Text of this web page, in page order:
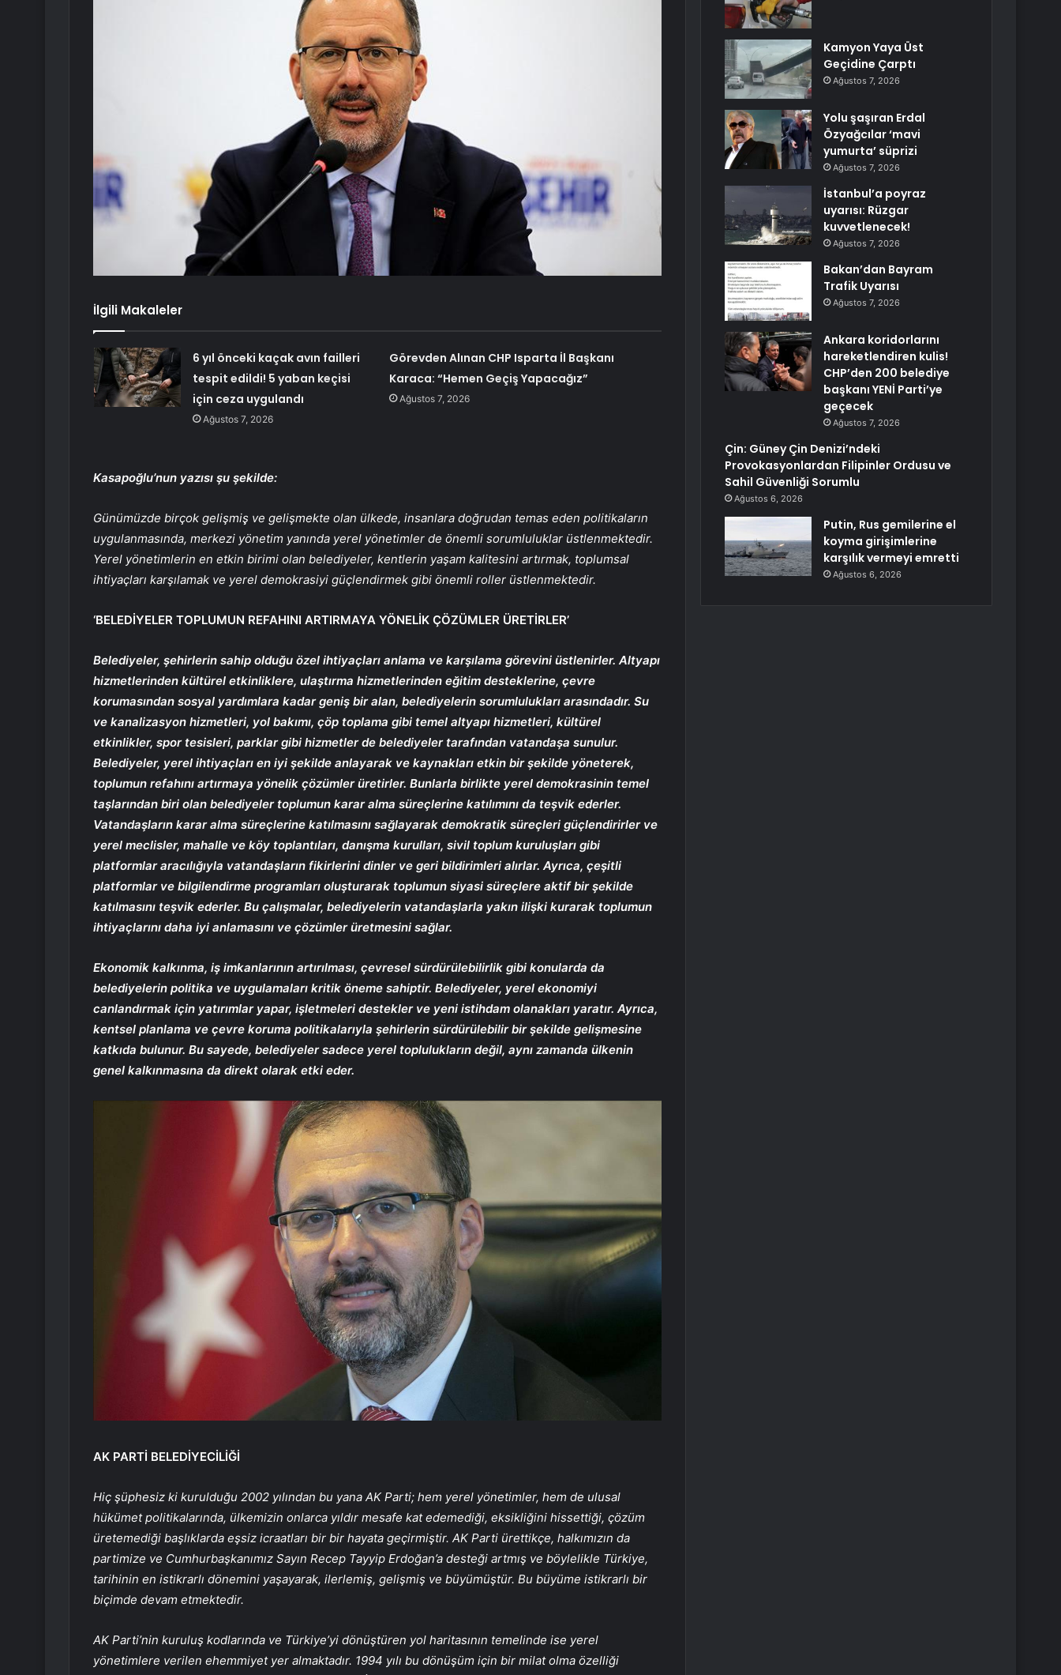
İlgili Makaleler
6 yıl önceki kaçak avın failleri
tespit edildi! 5 yaban keçisi
için ceza uygulandı
Ağustos 7, 2026
Görevden Alınan CHP Isparta İl Başkanı
Karaca: “Hemen Geçiş Yapacağız”
Ağustos 7, 2026
Kasapoğlu’nun yazısı şu şekilde:
Günümüzde birçok gelişmiş̧ ve gelişmekte olan ülkede, insanlara doğrudan temas eden politikaların
uygulanmasında, merkezi yönetim yanında yerel yönetimler de önemli sorumluluklar üstlenmektedir.
Yerel yönetimlerin en etkin birimi olan belediyeler, kentlerin yaşam kalitesini artırmak, toplumsal
ihtiyaçları karşılamak ve yerel demokrasiyi güçlendirmek gibi önemli roller üstlenmektedir.
‘BELEDİYELER TOPLUMUN REFAHINI ARTIRMAYA YÖNELİK ÇÖZÜMLER ÜRETİRLER’
Belediyeler, şehirlerin sahip olduğu özel ihtiyaçları anlama ve karşılama görevini üstlenirler. Altyapı
hizmetlerinden kültürel etkinliklere, ulaştırma hizmetlerinden eğitim desteklerine, çevre
korumasından sosyal yardımlara kadar geniş bir alan, belediyelerin sorumlulukları arasındadır. Su
ve kanalizasyon hizmetleri, yol bakımı, çöp toplama gibi temel altyapı hizmetleri, kültürel
etkinlikler, spor tesisleri, parklar gibi hizmetler de belediyeler tarafından vatandaşa sunulur.
Belediyeler, yerel ihtiyaçları en iyi şekilde anlayarak ve kaynakları etkin bir şekilde yöneterek,
toplumun refahını artırmaya yönelik çözümler üretirler. Bunlarla birlikte yerel demokrasinin temel
taşlarından biri olan belediyeler toplumun karar alma süreçlerine katılımını da teşvik ederler.
Vatandaşların karar alma süreçlerine katılmasını sağlayarak demokratik süreçleri güçlendirirler ve
yerel meclisler, mahalle ve köy toplantıları, danışma kurulları, sivil toplum kuruluşları gibi
platformlar aracılığıyla vatandaşların fikirlerini dinler ve geri bildirimleri alırlar. Ayrıca, çeşitli
platformlar ve bilgilendirme programları oluşturarak toplumun siyasi süreçlere aktif bir şekilde
katılmasını teşvik ederler. Bu çalışmalar, belediyelerin vatandaşlarla yakın ilişki kurarak toplumun
ihtiyaçlarını daha iyi anlamasını ve çözümler üretmesini sağlar.
Ekonomik kalkınma, iş imkanlarının artırılması, çevresel sürdürülebilirlik gibi konularda da
belediyelerin politika ve uygulamaları kritik öneme sahiptir. Belediyeler, yerel ekonomiyi
canlandırmak için yatırımlar yapar, işletmeleri destekler ve yeni istihdam olanakları yaratır. Ayrıca,
kentsel planlama ve çevre koruma politikalarıyla şehirlerin sürdürülebilir bir şekilde gelişmesine
katkıda bulunur. Bu sayede, belediyeler sadece yerel toplulukların değil, aynı zamanda ülkenin
genel kalkınmasına da direkt olarak etki eder.
AK PARTİ BELEDİYECİLİĞİ
Hiç şüphesiz ki kurulduğu 2002 yılından bu yana AK Parti; hem yerel yönetimler, hem de ulusal
hükümet politikalarında, ülkemizin onlarca yıldır mesafe kat edemediği, eksikliğini hissettiği, çözüm
üretemediği başlıklarda eşsiz icraatları bir bir hayata geçirmiştir. AK Parti ürettikçe, halkımızın da
partimize ve Cumhurbaşkanımız Sayın Recep Tayyip Erdoğan’a desteği artmış ve böylelikle Türkiye,
tarihinin en istikrarlı dönemini yaşayarak, ilerlemiş, gelişmiş ve büyümüştür. Bu büyüme istikrarlı bir
biçimde devam etmektedir.
AK Parti’nin kuruluş kodlarında ve Türkiye’yi dönüştüren yol haritasının temelinde ise yerel
yönetimlere verilen ehemmiyet yer almaktadır. 1994 yılı bu dönüşüm için bir milat olma özelliği
Kamyon Yaya Üst
Geçidine Çarptı
Ağustos 7, 2026
Yolu şaşıran Erdal
Özyağcılar ‘mavi
yumurta’ süprizi
Ağustos 7, 2026
İstanbul’a poyraz
uyarısı: Rüzgar
kuvvetlenecek!
Ağustos 7, 2026
Bakan’dan Bayram
Trafik Uyarısı
Ağustos 7, 2026
Ankara koridorlarını
hareketlendiren kulis!
CHP’den 200 belediye
başkanı YENİ Parti’ye
geçecek
Ağustos 7, 2026
Çin: Güney Çin Denizi’ndeki
Provokasyonlardan Filipinler Ordusu ve
Sahil Güvenliği Sorumlu
Ağustos 6, 2026
Putin, Rus gemilerine el
koyma girişimlerine
karşılık vermeyi emretti
Ağustos 6, 2026